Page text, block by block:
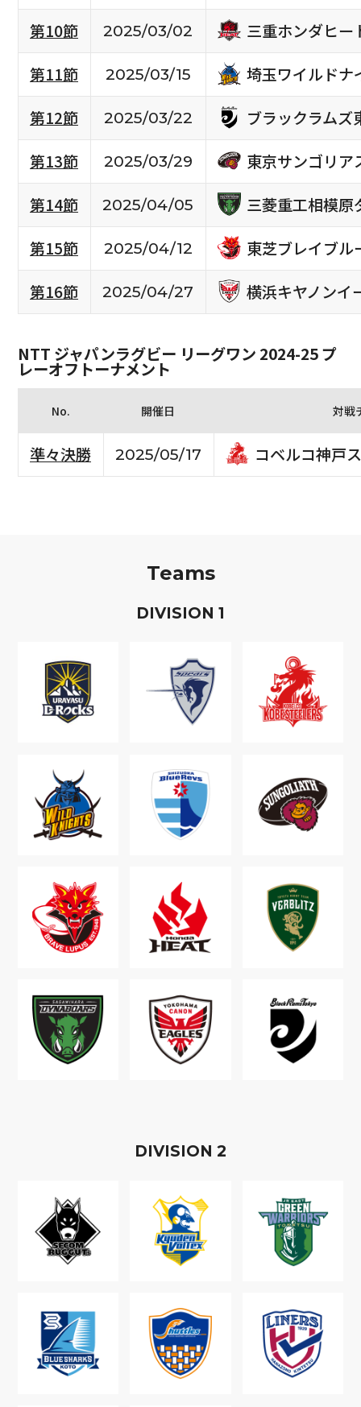
第10節
2025/03/02
三重ホンダヒー
第11節
2025/03/15
埼玉ワイルドナ
第12節
2025/03/22
ブラックラムズ
第13節
2025/03/29
東京サンゴリア
第14節
2025/04/05
三菱重工相模原
第15節
2025/04/12
東芝ブレイブル
第16節
2025/04/27 横浜キヤノンイ
NTT ジャパンラグビー リーグワン 2024-25 プ
レーオフトーナメント
No. 開催日 対戦
準々決勝 2025/05/17 コベルコ神戸
Teams
DIVISION 1
DIVISION 2